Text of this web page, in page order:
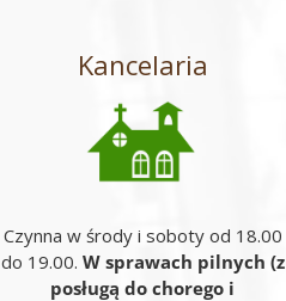
Kancelaria
Czynna w środy i soboty od 18.00
do 19.00. W sprawach pilnych (z
posługą do chorego i